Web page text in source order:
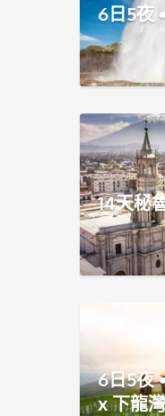
6日5夜
14天秘
6日5夜
x 下龍